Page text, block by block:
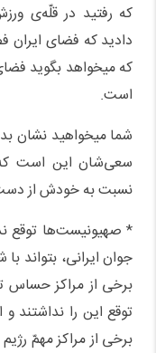
که رفتید در قلّه‌ی
دادید که فضای
که میخواهد بگوید
است.
شما میخواهید نشان
سعی‌شان این است
نسبت به خودش از
* صهیونیست‌ها توقع
جوان ایرانی،
برخی از مراکز حساس
توقع این را نداشتند و
برخی از مراکز مهمّ